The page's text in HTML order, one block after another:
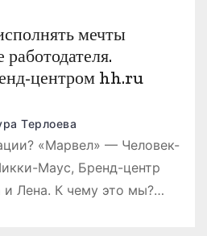
мечты
центром hh.ru
Терлоева
«Марвел» — Человек-
Маус, Бренд-центр
Лена. К чему это мы?…